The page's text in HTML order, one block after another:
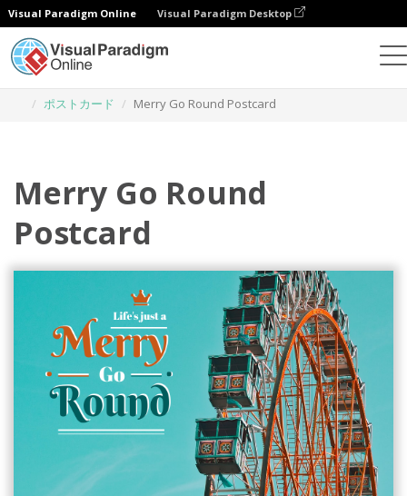
Visual Paradigm Online Visual Paradigm Desktop
ポストカード
Merry Go Round Postcard
Merry Go Round
Postcard